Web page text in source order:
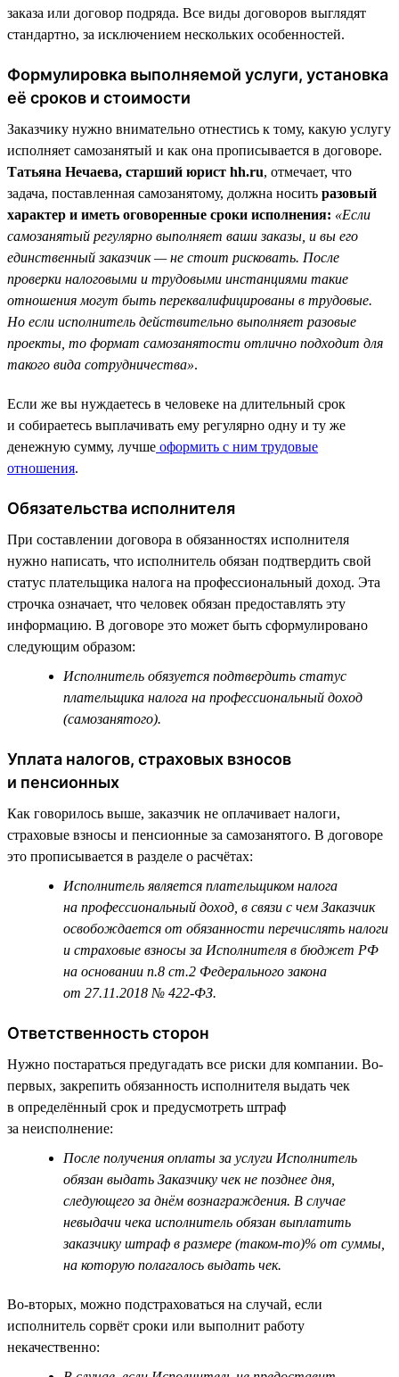
заказа или договор подряда. Все виды договоров выглядят
стандартно, за исключением нескольких особенностей.
Формулировка выполняемой услуги, установка
её сроков и стоимости
Заказчику нужно внимательно отнестись к тому, какую услугу
исполняет самозанятый и как она прописывается в договоре.
Татьяна Нечаева, старший юрист hh.ru, отмечает, что
задача, поставленная самозанятому, должна носить разовый
характер и иметь оговоренные сроки исполнения: «Если
самозанятый регулярно выполняет ваши заказы, и вы его
единственный заказчик — не стоит рисковать. После
проверки налоговыми и трудовыми инстанциями такие
отношения могут быть переквалифицированы в трудовые.
Но если исполнитель действительно выполняет разовые
проекты, то формат самозанятости отлично подходит для
такого вида сотрудничества».
Если же вы нуждаетесь в человеке на длительный срок
и собираетесь выплачивать ему регулярно одну и ту же
денежную сумму, лучше оформить с ним трудовые
отношения.
Обязательства исполнителя
При составлении договора в обязанностях исполнителя
нужно написать, что исполнитель обязан подтвердить свой
статус плательщика налога на профессиональный доход. Эта
строчка означает, что человек обязан предоставлять эту
информацию. В договоре это может быть сформулировано
следующим образом:
Исполнитель обязуется подтвердить статус
плательщика налога на профессиональный доход
(самозанятого).
Уплата налогов, страховых взносов
и пенсионных
Как говорилось выше, заказчик не оплачивает налоги,
страховые взносы и пенсионные за самозанятого. В договоре
это прописывается в разделе о расчётах:
Исполнитель является плательщиком налога
на профессиональный доход, в связи с чем Заказчик
освобождается от обязанности перечислять налоги
и страховые взносы за Исполнителя в бюджет РФ
на основании п.8 ст.2 Федерального закона
от 27.11.2018 № 422-ФЗ.
Ответственность сторон
Нужно постараться предугадать все риски для компании. Во-
первых, закрепить обязанность исполнителя выдать чек
в определённый срок и предусмотреть штраф
за неисполнение:
После получения оплаты за услуги Исполнитель
обязан выдать Заказчику чек не позднее дня,
следующего за днём вознаграждения. В случае
невыдачи чека исполнитель обязан выплатить
заказчику штраф в размере (таком-то)% от суммы,
на которую полагалось выдать чек.
Во-вторых, можно подстраховаться на случай, если
исполнитель сорвёт сроки или выполнит работу
некачественно: